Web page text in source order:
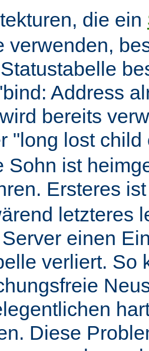
die ein
verwenden,
Address
bereits
"long lost
Sohn ist
Ersteres
letzteres
einen
verliert. So
Diese